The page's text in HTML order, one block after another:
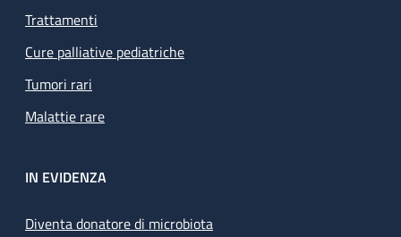
Trattamenti
Cure palliative pediatriche
Tumori rari
Malattie rare
IN EVIDENZA
Diventa donatore di microbiota